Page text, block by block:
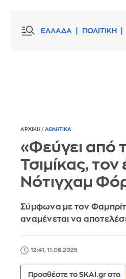
ΕΛΛΑΔΑ ΠΟΛΙΤΙΚΗ
ΑΡΧΙΚΗ / ΑΘΛΗΤΙΚΑ
«Φεύγει από
Τσιμίκας, τον
Νότιγχαμ
Σύμφωνα με τον
αναμένεται να
12:41, 11.08.2025
Προσθέστε το SKAI.gr στο